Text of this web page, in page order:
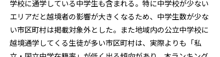
学校に通学している中学生も含まれる。特に中学校が少ない
エリアだと越境者の影響が大きくなるため、中学生数が少な
い市区町村は掲載対象外とした。また地域内の公立中学校に
越境通学してくる生徒が多い市区町村は、実際よりも「私